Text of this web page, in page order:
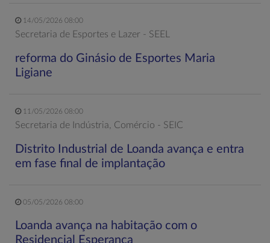
14/05/2026 08:00
Secretaria de Esportes e Lazer - SEEL
reforma do Ginásio de Esportes Maria
Ligiane
11/05/2026 08:00
Secretaria de Indústria, Comércio - SEIC
Distrito Industrial de Loanda avança e entra
em fase final de implantação
05/05/2026 08:00
Loanda avança na habitação com o
Residencial Esperança